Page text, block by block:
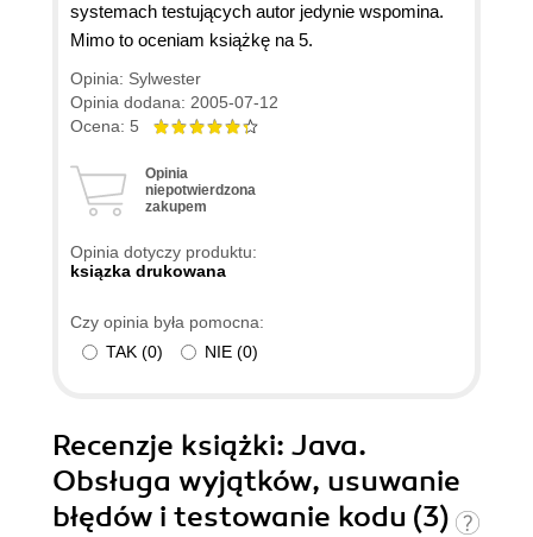
systemach testujących autor jedynie wspomina.
Mimo to oceniam książkę na 5.
Opinia: Sylwester
Opinia dodana: 2005-07-12
Ocena: 5
Opinia
niepotwierdzona
zakupem
Opinia dotyczy produktu:
ksiązka drukowana
Czy opinia była pomocna:
TAK (0) NIE (0)
Recenzje książki: Java.
Obsługa wyjątków, usuwanie
błędów i testowanie kodu (3)